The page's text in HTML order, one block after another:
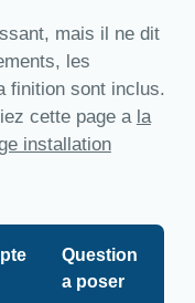
mais il ne dit
les
finition sont inclus.
cette page a la
installation
Question
a poser